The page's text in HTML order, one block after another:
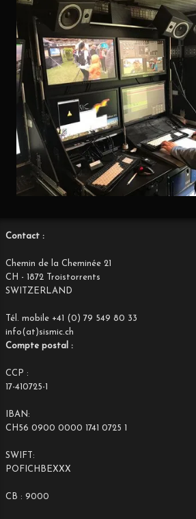
Contact :
Chemin de la Cheminée 21
CH - 1872 Troistorrents
SWITZERLAND
Tél. mobile +41 (0) 79 549 80 33
info(at)sismic.ch
Compte postal :
CCP :
17-410725-1
IBAN:
CH56 0900 0000 1741 0725 1
SWIFT:
POFICHBEXXX
CB : 9000